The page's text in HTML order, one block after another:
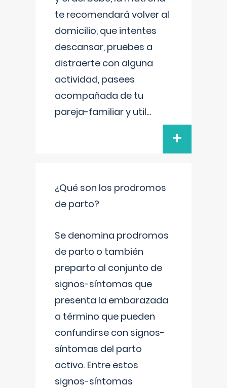
te recomendará volver al
domicilio, que intentes
descansar, pruebes a
distraerte con alguna
actividad, pasees
acompañada de tu
pareja-familiar y util...
+
¿Qué son los prodromos
de parto?
Se denomina prodromos
de parto o también
preparto al conjunto de
signos-síntomas que
presenta la embarazada
a término que pueden
confundirse con signos-
síntomas del parto
activo. Entre estos
signos-síntomas